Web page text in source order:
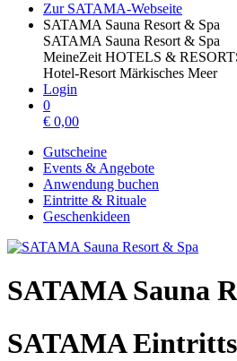
Zur SATAMA-Webseite
SATAMA Sauna Resort & Spa
SATAMA Sauna Resort & Spa
MeineZeit HOTELS &
Hotel-Resort Märkisches Meer
Login
0
€ 0,00
Gutscheine
Events & Angebote
Anwendung buchen
Eintritte & Rituale
Geschenkideen
SATAMA Sauna
SATAMA